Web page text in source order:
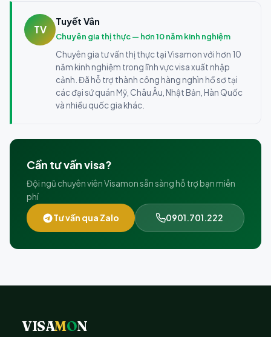
TV
Tuyết Vân
Chuyên gia thị thực — hơn 10 năm kinh nghiệm
Chuyên gia tư vấn thị thực tại Visamon với hơn 10
năm kinh nghiệm trong lĩnh vực visa xuất nhập
cảnh. Đã hỗ trợ thành công hàng nghìn hồ sơ tại
các đại sứ quán Mỹ, Châu Âu, Nhật Bản, Hàn Quốc
và nhiều quốc gia khác.
Cần tư vấn visa?
Đội ngũ chuyên viên Visamon sẵn sàng hỗ trợ bạn miễn
phí
Tư vấn qua Zalo 0901.701.222
VISAMON